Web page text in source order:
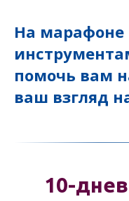
На марафоне
помочь вам
ваш взгляд
10-